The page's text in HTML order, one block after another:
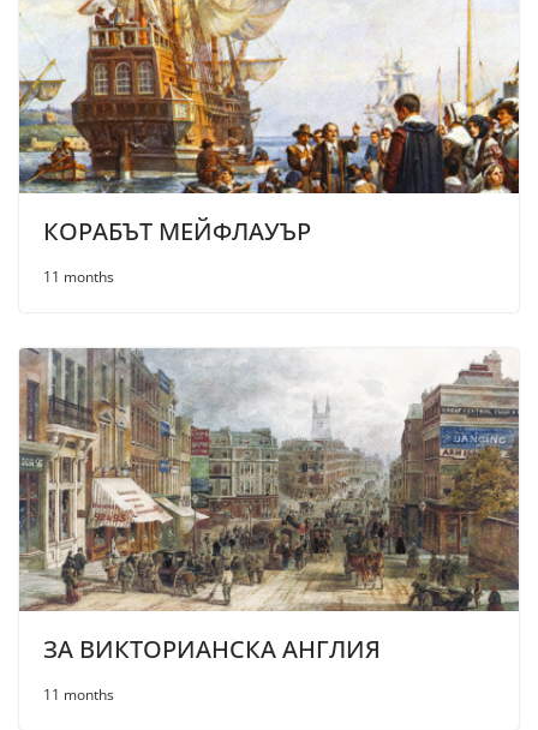
КОРАБЪТ МЕЙФЛАУЪР
11 months
ЗА ВИКТОРИAНСКА АНГЛИЯ
11 months